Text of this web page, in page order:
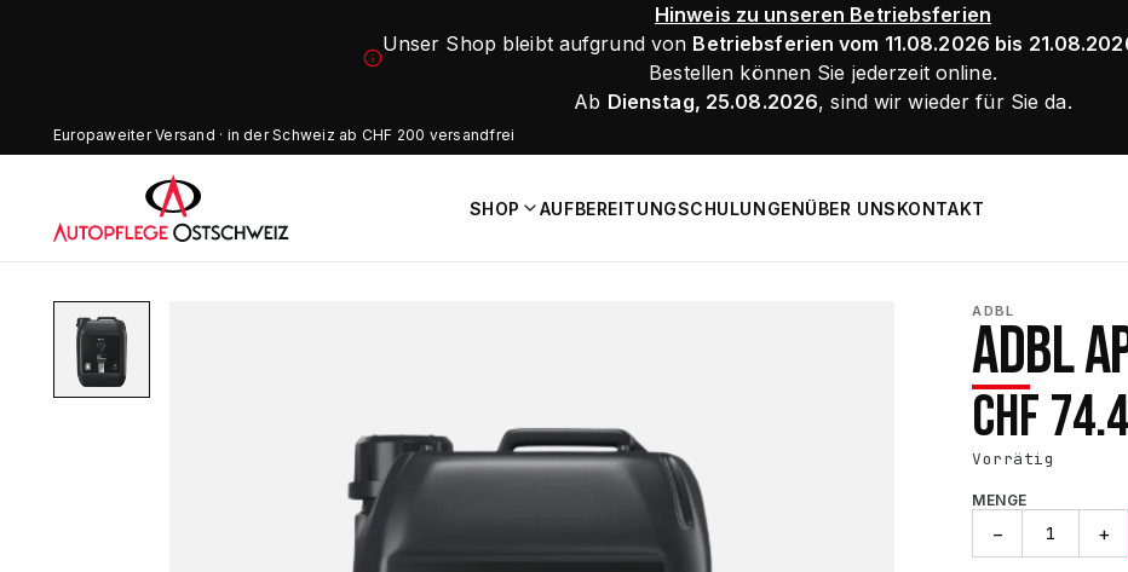
Hinweis zu unseren Betriebsferien
Unser Shop bleibt aufgrund von Betriebsferien vom 11.08.2026 bis
Bestellen können Sie jederzeit online.
Ab Dienstag, 25.08.2026, sind wir wieder für Sie da.
Europaweiter Versand · in der Schweiz ab CHF 200 versandfrei
SHOP AUFBEREITUNGSCHULUNGENÜBER UNSKONTAKT
ADBL
ADBL
CHF
Vorrätig
MENGE
− +